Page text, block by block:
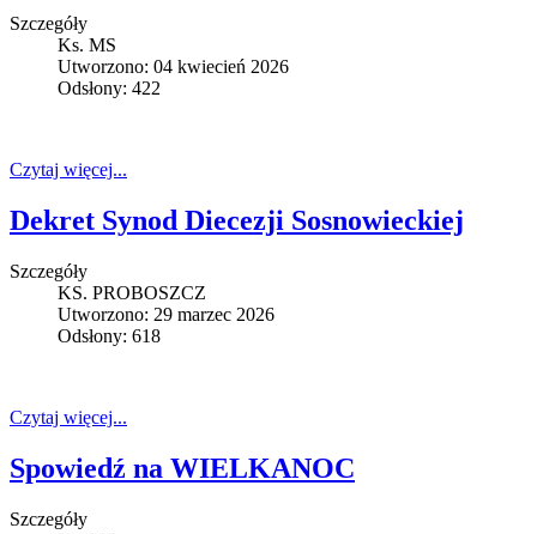
Szczegóły
Ks. MS
Utworzono: 04 kwiecień 2026
Odsłony: 422
Czytaj więcej...
Dekret Synod Diecezji Sosnowieckiej
Szczegóły
KS. PROBOSZCZ
Utworzono: 29 marzec 2026
Odsłony: 618
Czytaj więcej...
Spowiedź na WIELKANOC
Szczegóły